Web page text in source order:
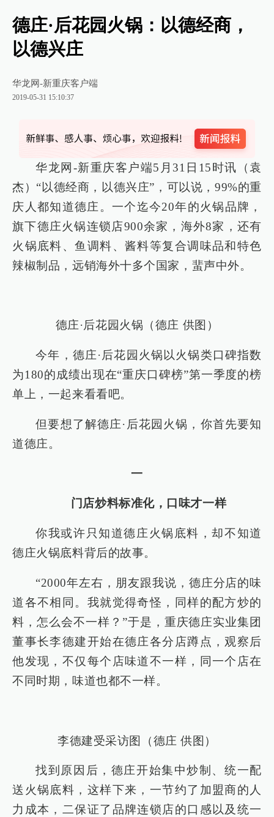
德庄·后花园火锅：以德经商，
以德兴庄
华龙网-新重庆客户端
2019-05-31 15:10:37
华龙网-新重庆客户端5月31日15时讯（袁
杰）“以德经商，以德兴庄”，可以说，99%的重
庆人都知道德庄。一个迄今20年的火锅品牌，
旗下德庄火锅连锁店900余家，海外8家，还有
火锅底料、鱼调料、酱料等复合调味品和特色
辣椒制品，远销海外十多个国家，蜚声中外。
德庄·后花园火锅（德庄 供图）
今年，德庄·后花园火锅以火锅类口碑指数
为180的成绩出现在“重庆口碑榜”第一季度的榜
单上，一起来看看吧。
但要想了解德庄·后花园火锅，你首先要知
道德庄。
一
门店炒料标准化，口味才一样
你我或许只知道德庄火锅底料，却不知道
德庄火锅底料背后的故事。
“2000年左右，朋友跟我说，德庄分店的味
道各不相同。我就觉得奇怪，同样的配方炒的
料，怎么会不一样？”于是，重庆德庄实业集团
董事长李德建开始在德庄各分店蹲点，观察后
他发现，不仅每个店味道不一样，同一个店在
不同时期，味道也都不一样。
李德建受采访图（德庄 供图）
找到原因后，德庄开始集中炒制、统一配
送火锅底料，这样下来，一节约了加盟商的人
力成本，二保证了品牌连锁店的口感以及统一